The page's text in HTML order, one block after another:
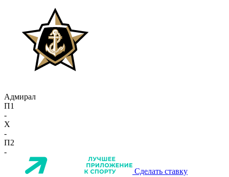
Адмирал
П1
-
X
-
П2
-
Сделать ставку